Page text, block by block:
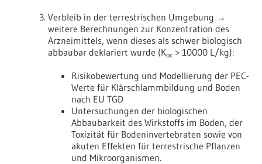
Verbleib in der terrestrischen Umgebung →
weitere Berechnungen zur Konzentration des
Arzneimittels, wenn dieses als schwer biologisch
abbaubar deklariert wurde (Koc > 10000 L/kg):
Risikobewertung und Modellierung der PEC-
Werte für Klärschlammbildung und Boden
nach EU TGD
Untersuchungen der biologischen
Abbaubarkeit des Wirkstoffs im Boden, der
Toxizität für Bodeninvertebraten sowie von
akuten Effekten für terrestrische Pflanzen
und Mikroorganismen.